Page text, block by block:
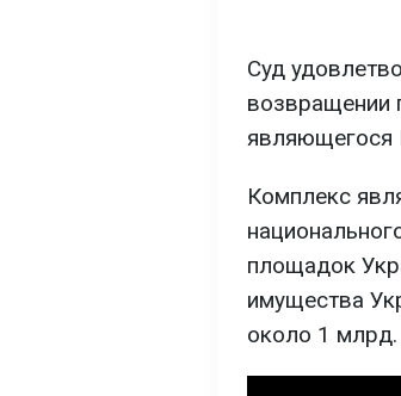
Суд
возвращении
являющегося
Комплекс
площадок
имущества
около 1 млрд.